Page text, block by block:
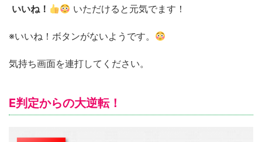
いいね！ いただけると元気でます！
※いいね！ボタンがないようです。
気持ち画面を連打してください。
E判定からの大逆転！